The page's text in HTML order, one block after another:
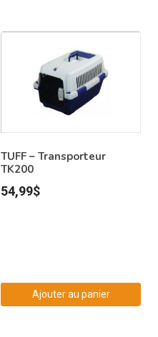
TUFF – Transporteur
TK200
54,99$
Ajouter au panier